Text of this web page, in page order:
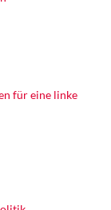
für eine linke